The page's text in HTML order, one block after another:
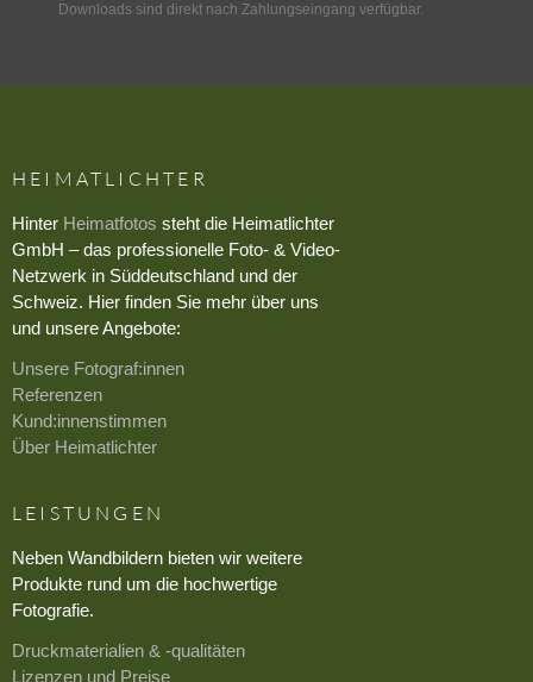
Downloads sind direkt nach Zahlungseingang verfügbar.
HEIMATLICHTER
Hinter Heimatfotos steht die Heimatlichter
GmbH – das professionelle Foto- & Video-
Netzwerk in Süddeutschland und der
Schweiz. Hier finden Sie mehr über uns
und unsere Angebote:
Unsere Fotograf:innen
Referenzen
Kund:innenstimmen
Über Heimatlichter
LEISTUNGEN
Neben Wandbildern bieten wir weitere
Produkte rund um die hochwertige
Fotografie.
Druckmaterialien & -qualitäten
Lizenzen und Preise